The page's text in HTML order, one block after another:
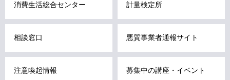
す
消費生活総合センター 計量検定所
相談窓口 悪質事業者通報サイト
注意喚起情報 募集中の講座・イベント